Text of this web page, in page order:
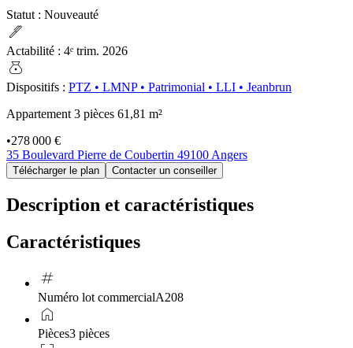
Statut : Nouveauté
ink_pen
Actabilité : 4ᵉ trim. 2026
money_bag
Dispositifs : PTZ • LMNP• Patrimonial • LLI • Jeanbrun
Appartement 3 pièces 61,81 m²
•278 000 €
35 Boulevard Pierre de Coubertin 49100 Angers
Télécharger le plan Contacter un conseiller
Description et caractéristiques
Caractéristiques
tag
Numéro lot commercialA208
home
Pièces3 pièces